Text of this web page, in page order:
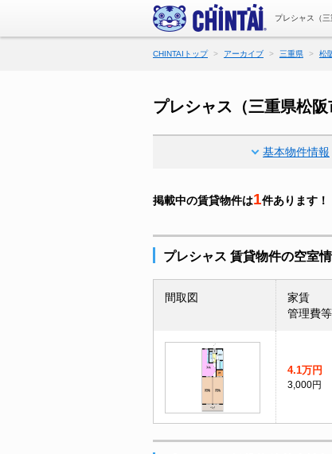
プレシャス（
CHINTAIトップ アーカイブ 三重県 松
プレシャス（三重県松
基本物件情報
掲載中の賃貸物件は1件あります！
プレシャス 賃貸物件の空室
間取図
家賃
管理費等
4.1万円
3,000円